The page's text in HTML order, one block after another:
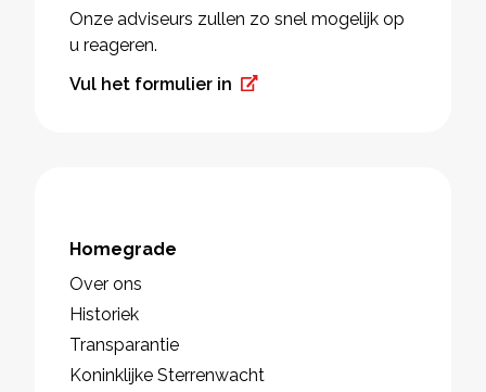
Onze adviseurs zullen zo snel mogelijk op
u reageren.
Vul het formulier in
Homegrade
Over ons
Historiek
Transparantie
Koninklijke Sterrenwacht